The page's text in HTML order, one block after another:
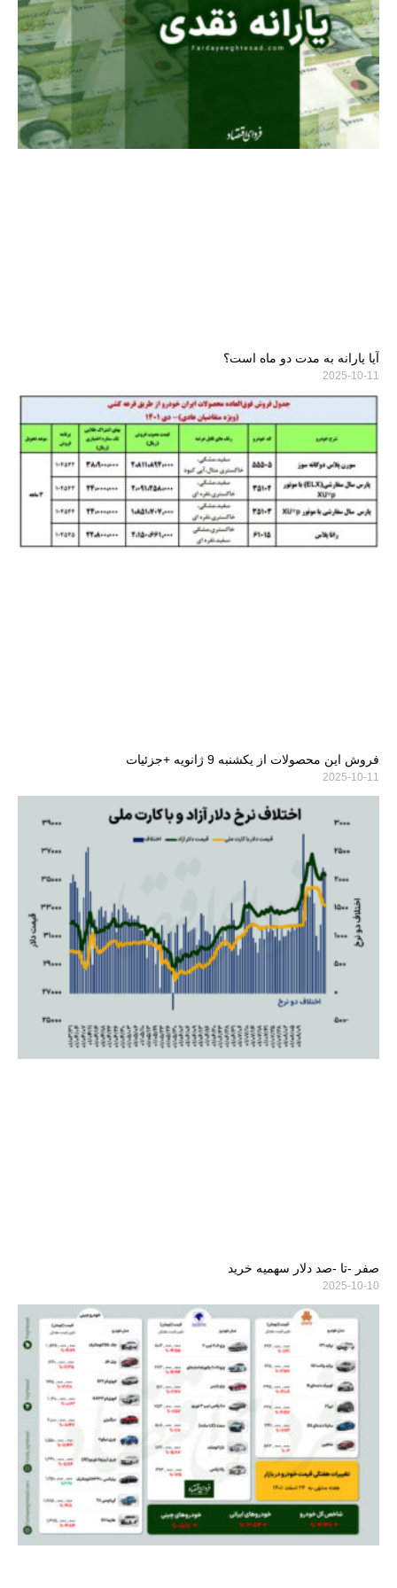
آیا یارانه به مدت دو ماه است؟
2025-10-11
فروش این محصولات از یکشنبه 9 ژانویه +جزئیات
2025-10-11
صفر -تا -صد دلار سهمیه خرید
2025-10-10